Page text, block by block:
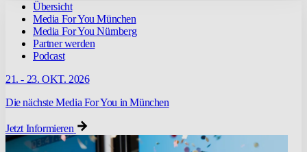
Übersicht
Media For You München
Media For You Nürnberg
Partner werden
Podcast
21. - 23. OKT. 2026
Die nächste Media For You in München
Jetzt Informieren